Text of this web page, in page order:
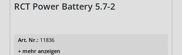
RCT Power Battery 5.7-2
Art. Nr.: 11836
+ mehr anzeigen